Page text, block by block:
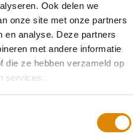
Ook delen we
onze site met onze partners
en analyse. Deze partners
met andere informatie
die ze hebben verzameld op
services.